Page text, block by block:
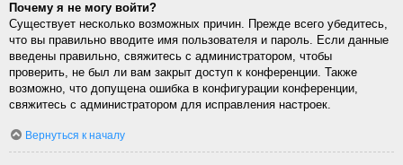
Почему я не могу войти?
Существует несколько возможных причин. Прежде всего убедитесь,
что вы правильно вводите имя пользователя и пароль. Если данные
введены правильно, свяжитесь с администратором, чтобы
проверить, не был ли вам закрыт доступ к конференции. Также
возможно, что допущена ошибка в конфигурации конференции,
свяжитесь с администратором для исправления настроек.
Вернуться к началу